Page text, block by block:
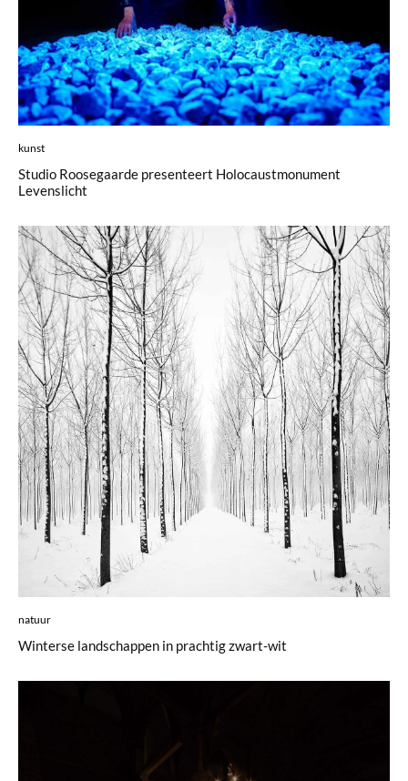
kunst
Studio Roosegaarde presenteert Holocaustmonument
Levenslicht
natuur
Winterse landschappen in prachtig zwart-wit